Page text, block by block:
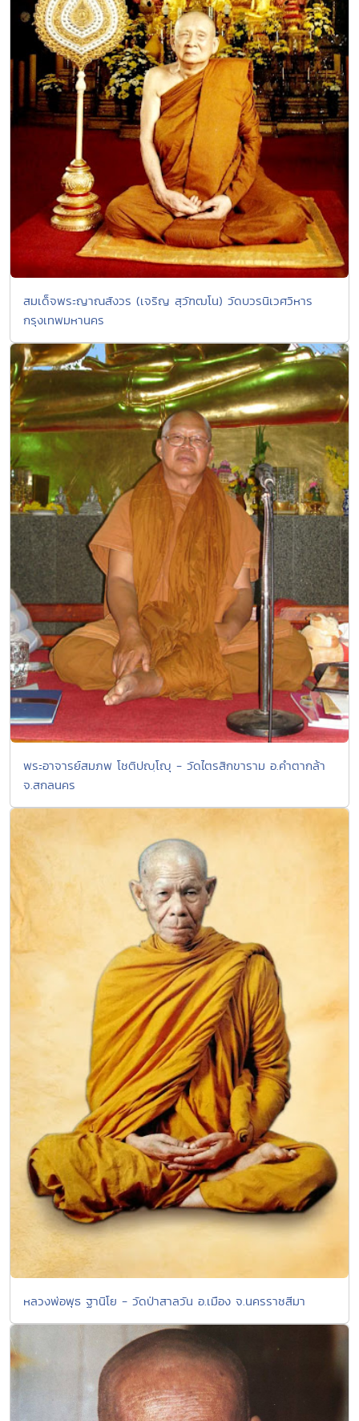
สมเด็จพระญาณสังวร (เจริญ สุวัฑฒโน) วัดบวรนิเวศวิหาร
กรุงเทพมหานคร
พระอาจารย์สมภพ โชติปญฺโญุ - วัดไตรสิกขาราม อ.คำตากล้า
จ.สกลนคร
หลวงพ่อพุธ ฐานิโย - วัดป่าสาลวัน อ.เมือง จ.นครราชสีมา